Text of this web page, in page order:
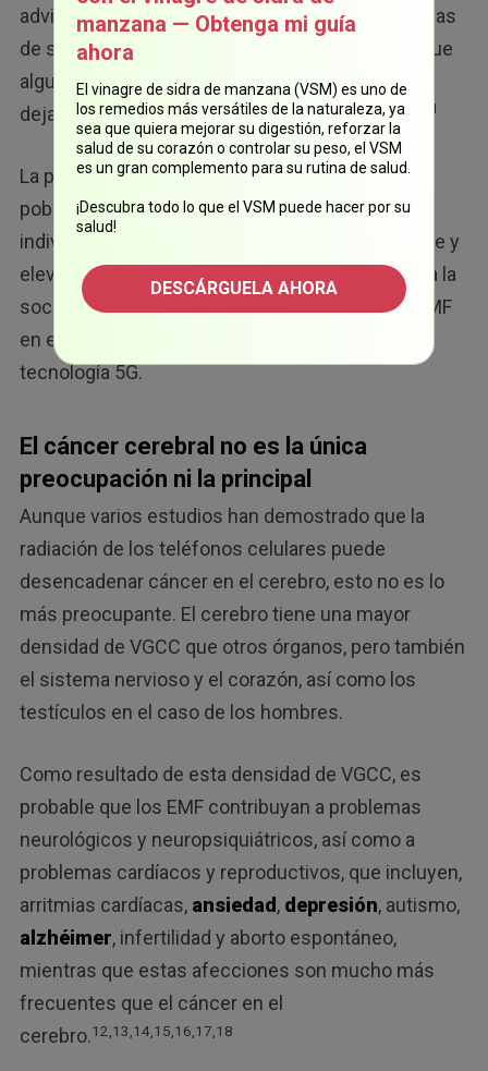
advirtió que las personas han reportado problemas
de salud atribuidos a la exposición a los EMF, y que
algunos están "tan gravemente afectados que
dejan de trabajar y modifican su estilo de vida".
11
La posibilidad de que grandes porciones de la
población no puedan trabajar o vivir como
individuos libres debido a la exposición incesante y
elevada a los EMF es una amenaza muy real para la
sociedad. Quedan muy pocas zonas libres de EMF
en el planeta que se reducirán aún más con la
tecnología 5G.
El cáncer cerebral no es la única
preocupación ni la principal
Aunque varios estudios han demostrado que la
radiación de los teléfonos celulares puede
desencadenar cáncer en el cerebro, esto no es lo
más preocupante. El cerebro tiene una mayor
densidad de VGCC que otros órganos, pero también
el sistema nervioso y el corazón, así como los
testículos en el caso de los hombres.
Como resultado de esta densidad de VGCC, es
probable que los EMF contribuyan a problemas
neurológicos y neuropsiquiátricos, así como a
problemas cardíacos y reproductivos, que incluyen,
arritmias cardíacas, ansiedad, depresión, autismo,
alzhéimer, infertilidad y aborto espontáneo,
mientras que estas afecciones son mucho más
frecuentes que el cáncer en el
cerebro.12,13,14,15,16,17,18
manzana — Obtenga mi guía
ahora
El vinagre de sidra de manzana (VSM) es uno de
los remedios más versátiles de la naturaleza, ya
sea que quiera mejorar su digestión, reforzar la
salud de su corazón o controlar su peso, el VSM
es un gran complemento para su rutina de salud.
¡Descubra todo lo que el VSM puede hacer por su
salud!
DESCÁRGUELA AHORA